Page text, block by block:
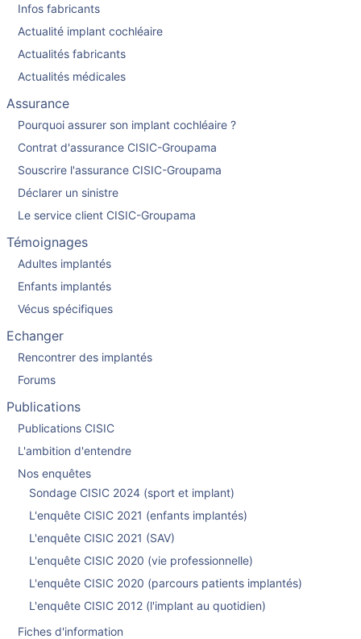
Infos fabricants
Actualité implant cochléaire
Actualités fabricants
Actualités médicales
Assurance
Pourquoi assurer son implant cochléaire ?
Contrat d'assurance CISIC-Groupama
Souscrire l'assurance CISIC-Groupama
Déclarer un sinistre
Le service client CISIC-Groupama
Témoignages
Adultes implantés
Enfants implantés
Vécus spécifiques
Echanger
Rencontrer des implantés
Forums
Publications
Publications CISIC
L'ambition d'entendre
Nos enquêtes
Sondage CISIC 2024 (sport et implant)
L'enquête CISIC 2021 (enfants implantés)
L'enquête CISIC 2021 (SAV)
L'enquête CISIC 2020 (vie professionnelle)
L'enquête CISIC 2020 (parcours patients implantés)
L'enquête CISIC 2012 (l'implant au quotidien)
Fiches d'information